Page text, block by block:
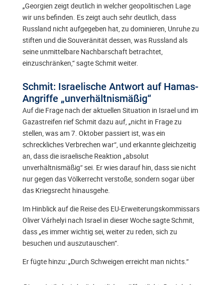
„Georgien zeigt deutlich in welcher geopolitischen Lage
wir uns befinden. Es zeigt auch sehr deutlich, dass
Russland nicht aufgegeben hat, zu dominieren, Unruhe zu
stiften und die Souveränität dessen, was Russland als
seine unmittelbare Nachbarschaft betrachtet,
einzuschränken,“ sagte Schmit weiter.
Schmit: Israelische Antwort auf Hamas-
Angriffe „unverhältnismäßig“
Auf die Frage nach der aktuellen Situation in Israel und im
Gazastreifen rief Schmit dazu auf, „nicht in Frage zu
stellen, was am 7. Oktober passiert ist, was ein
schreckliches Verbrechen war“, und erkannte gleichzeitig
an, dass die israelische Reaktion „absolut
unverhältnismäßig“ sei. Er wies darauf hin, dass sie nicht
nur gegen das Völkerrecht verstoße, sondern sogar über
das Kriegsrecht hinausgehe.
Im Hinblick auf die Reise des EU-Erweiterungskommissars
Oliver Várhelyi nach Israel in dieser Woche sagte Schmit,
dass „es immer wichtig sei, weiter zu reden, sich zu
besuchen und auszutauschen“.
Er fügte hinzu: „Durch Schweigen erreicht man nichts.“